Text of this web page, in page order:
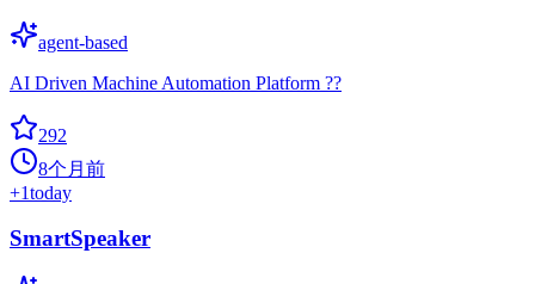
agent-based
AI Driven Machine Automation Platform ??
292
8个月前
+1today
SmartSpeaker